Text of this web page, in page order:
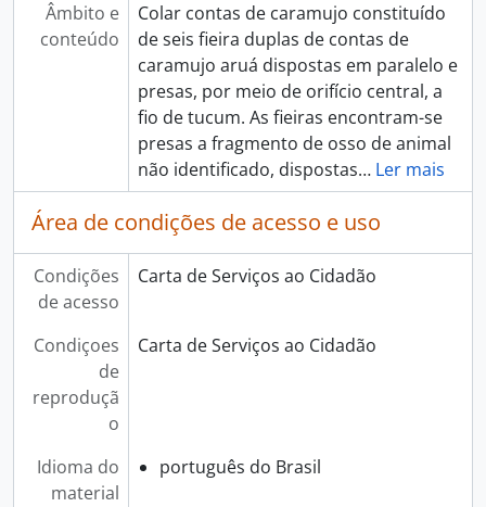
Âmbito e
conteúdo
Colar contas de caramujo constituído
de seis fieira duplas de contas de
caramujo aruá dispostas em paralelo e
presas, por meio de orifício central, a
fio de tucum. As fieiras encontram-se
presas a fragmento de osso de animal
não identificado, dispostas… Ler mais
Área de condições de acesso e uso
Condições
de acesso
Carta de Serviços ao Cidadão
Condiçoes
de
reproduçã
o
Carta de Serviços ao Cidadão
Idioma do
material
português do Brasil